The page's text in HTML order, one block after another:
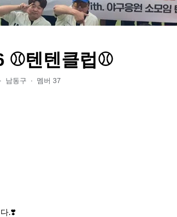
⚾️텐텐클럽⚾️
∙ 남동구 ∙ 멤버 37
.❣️